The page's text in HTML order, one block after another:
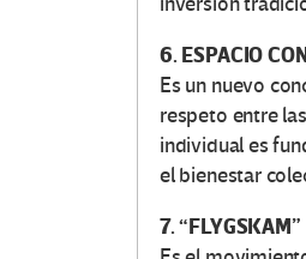
6. ESPACIO
Es un nuevo
respeto entre
individual es
el bienestar
7. “FLYGSKAM”